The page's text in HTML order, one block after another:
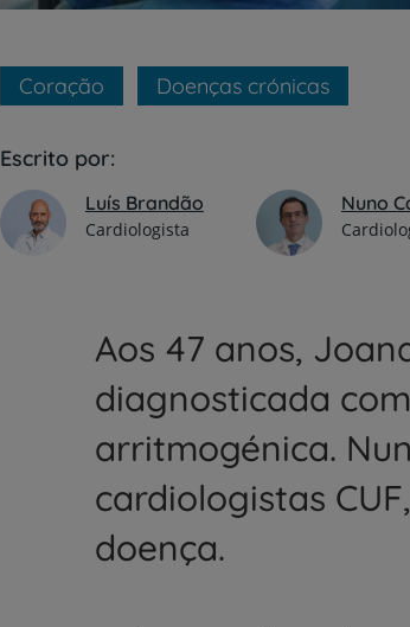
Coração Doenças crónicas
Escrito por:
Luís Brandão
Cardiologista
Nuno
Aos 47 anos,
diagnosticada
arritmogénica.
cardiologistas
doença.